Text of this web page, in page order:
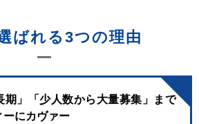
ばれる3つの理由
期」「少人数から大量募集」まで
ーにカヴァー